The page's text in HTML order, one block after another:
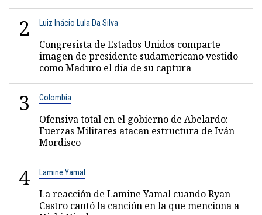
2 Luiz Inácio Lula Da Silva
Congresista de Estados Unidos comparte
imagen de presidente sudamericano vestido
como Maduro el día de su captura
3 Colombia
Ofensiva total en el gobierno de Abelardo:
Fuerzas Militares atacan estructura de Iván
Mordisco
4 Lamine Yamal
La reacción de Lamine Yamal cuando Ryan
Castro cantó la canción en la que menciona a